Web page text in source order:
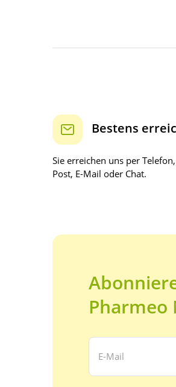
Bestens
Sie erreichen uns per
Post, E-Mail oder Chat.
Pharmeo
Ihre E-Mail Adresse: